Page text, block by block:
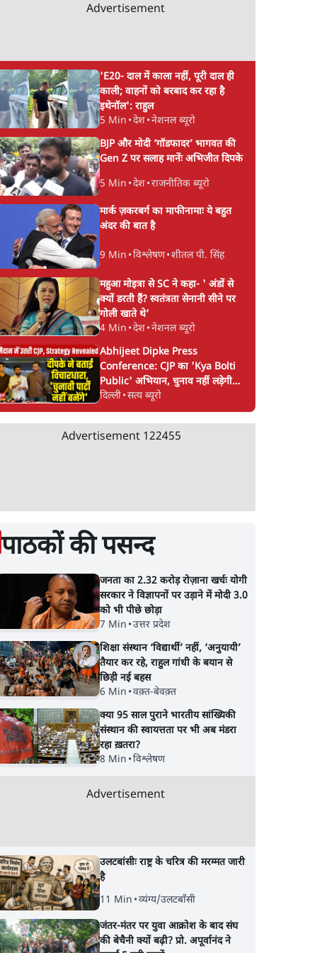
BJP
क्यों
RSS Chief Mohan
Bhagwat का 'संवाद' या
Gen Z को काउंटर करने का
एजेंडा?
Echoes in UP
Assembly, चंदा चोरी
Advertisement
'E20- दाल में काला नहीं, पूरी दाल ही
काली; वाहनों को बरबाद कर रहा है
इथेनॉल': राहुल
5 Min •देश•नेशनल ब्यूरो
BJP और मोदी ‘गॉडफादर’ भागवत की
Gen Z पर सलाह मानेंः अभिजीत दिपके
5 Min •देश•राजनीतिक ब्यूरो
मार्क ज़करबर्ग का माफीनामाः ये बहुत
अंदर की बात है
9 Min •विश्लेषण•शीतल पी. सिंह
महुआ मोइत्रा से SC ने कहा- ' अंडों से
क्यों डरती हैं? स्वतंत्रता सेनानी सीने पर
गोली खाते थे'
4 Min •देश•नेशनल ब्यूरो
Abhijeet Dipke Press
Conference: CJP का 'Kya Bolti
Public' अभियान, चुनाव नहीं लड़ेगी
CJP!
दिल्ली•सत्य ब्यूरो
Advertisement 122455
पाठकों की पसन्द
जनता का 2.32 करोड़ रोज़ाना खर्चः योगी
सरकार ने विज्ञापनों पर उड़ाने में मोदी 3.0
को भी पीछे छोड़ा
7 Min •उत्तर प्रदेश
शिक्षा संस्थान ‘विद्यार्थी’ नहीं, ‘अनुयायी’
तैयार कर रहे, राहुल गांधी के बयान से
छिड़ी नई बहस
6 Min •वक़्त-बेवक़्त
क्या 95 साल पुराने भारतीय सांख्यिकी
संस्थान की स्वायत्तता पर भी अब मंडरा
रहा ख़तरा?
8 Min •विश्लेषण
Advertisement
उलटबांसीः राष्ट्र के चरित्र की मरम्मत जारी
है
11 Min •व्यंग्य/उलटबाँसी
जंतर-मंतर पर युवा आक्रोश के बाद संघ
की बेचैनी क्यों बढ़ी? प्रो. अपूर्वानंद ने